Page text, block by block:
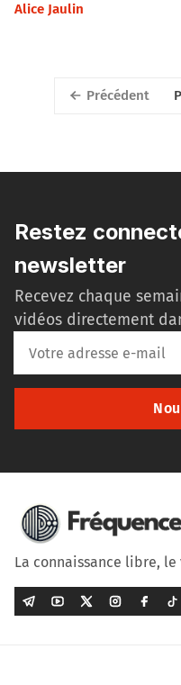
Alice Jaulin
Précédent
Restez
newsletter
Recevez chaque
vidéos directement
La connaissance libre,